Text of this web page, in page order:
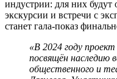
индустрии: для них будут
экскурсии и встречи с
станет гала-показ
«В 2024 году
посвящён наследию
общественного и